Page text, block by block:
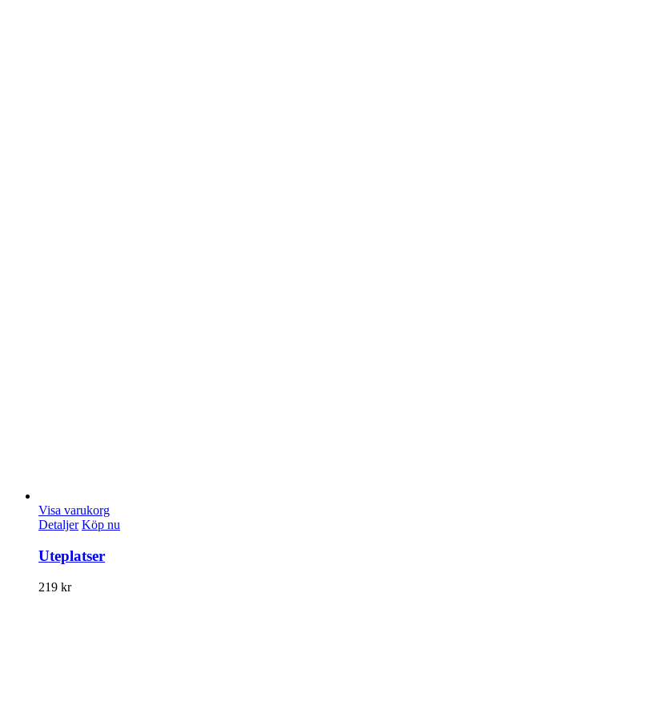
Visa varukorg
Detaljer Köp nu
Uteplatser
219 kr